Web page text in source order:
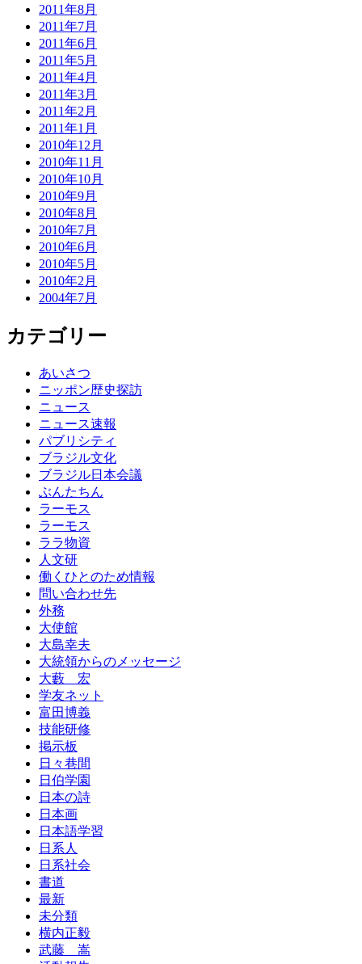
2011年8月
2011年7月
2011年6月
2011年5月
2011年4月
2011年3月
2011年2月
2011年1月
2010年12月
2010年11月
2010年10月
2010年9月
2010年8月
2010年7月
2010年6月
2010年5月
2010年2月
2004年7月
カテゴリー
あいさつ
ニッポン歴史探訪
ニュース
ニュース速報
パブリシティ
ブラジル文化
ブラジル日本会議
ぶんたちん
ラーモス
ラーモス
ララ物資
人文研
働くひとのため情報
問い合わせ先
外務
大使館
大島幸夫
大統領からのメッセージ
大藪 宏
学友ネット
富田博義
技能研修
掲示板
日々巷間
日伯学園
日本の詩
日本画
日本語学習
日系人
日系社会
書道
最新
未分類
横内正毅
武藤 嵩